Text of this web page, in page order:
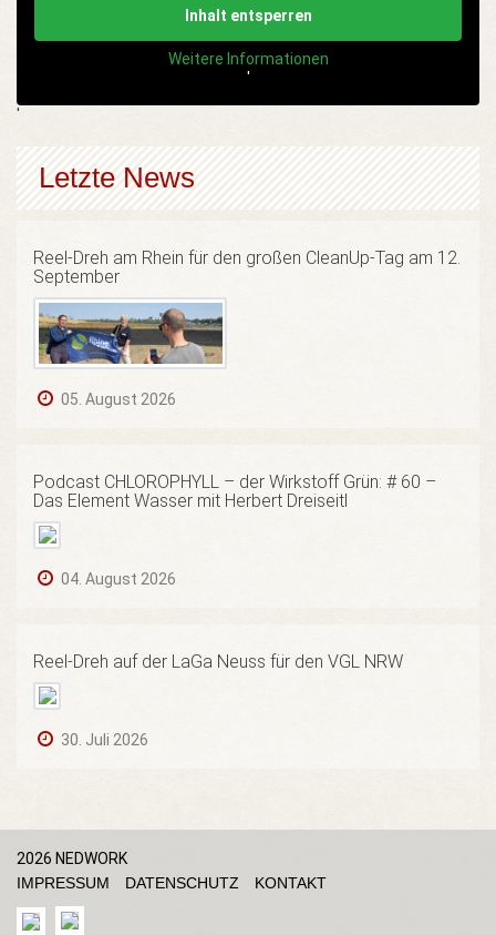
Inhalt entsperren
Weitere Informationen
'
'
Letzte News
Reel-Dreh am Rhein für den großen CleanUp-Tag am 12.
September
05. August 2026
Podcast CHLOROPHYLL – der Wirkstoff Grün: # 60 –
Das Element Wasser mit Herbert Dreiseitl
04. August 2026
Reel-Dreh auf der LaGa Neuss für den VGL NRW
30. Juli 2026
2026 NEDWORK
IMPRESSUM
DATENSCHUTZ KONTAKT